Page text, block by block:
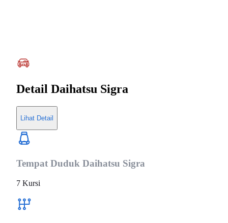
Detail Daihatsu Sigra
Lihat Detail
Tempat Duduk Daihatsu Sigra
7 Kursi